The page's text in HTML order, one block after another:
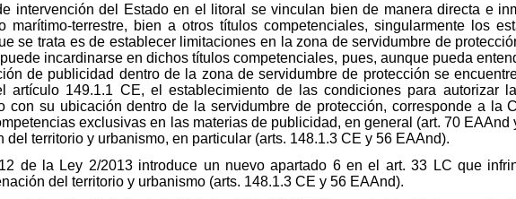
intervención del Estado en el litoral se vinculan bien de manera directa e
marítimo-terrestre, bien a otros títulos competenciales, singularmente los
se trata es de establecer limitaciones en la zona de servidumbre de
incardinarse en dichos títulos competenciales, pues, aunque pueda
de publicidad dentro de la zona de servidumbre de protección se
artículo 149.1.1 CE, el establecimiento de las condiciones para autorizar
con su ubicación dentro de la servidumbre de protección, corresponde a la
exclusivas en las materias de publicidad, en general (art. 70
del territorio y urbanismo, en particular (arts. 148.1.3 CE y 56 EAAnd).
de la Ley 2/2013 introduce un nuevo apartado 6 en el art. 33 LC que
del territorio y urbanismo (arts. 148.1.3 CE y 56 EAAnd).